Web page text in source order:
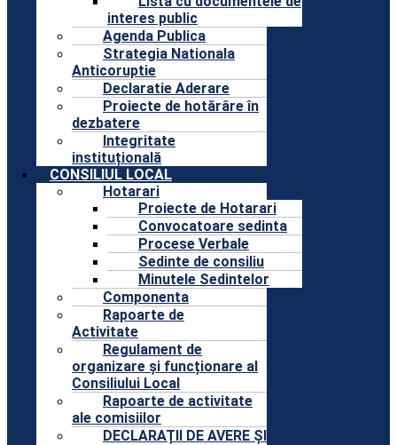
interes public
Agenda Publica
Strategia Nationala
Anticoruptie
Declaratie Aderare
Proiecte de hotărâre în
dezbatere
Integritate
instituțională
CONSILIUL LOCAL
Hotarari
Proiecte de Hotarari
Convocatoare sedinta
Procese Verbale
Sedinte de consiliu
Minutele Sedintelor
Componenta
Rapoarte de
Activitate
Regulament de
organizare și funcționare al
Consiliului Local
Rapoarte de activitate
ale comisiilor
DECLARAȚII DE AVERE ȘI